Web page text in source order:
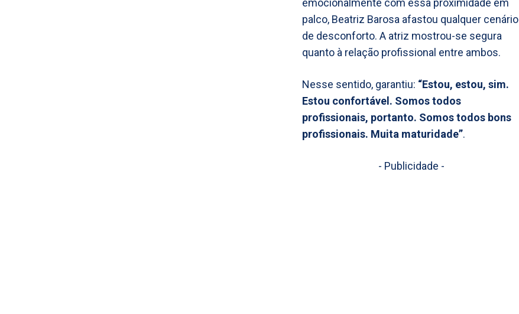
emocionalmente com essa proximidade em
palco, Beatriz Barosa afastou qualquer cenário
de desconforto. A atriz mostrou-se segura
quanto à relação profissional entre ambos.
Nesse sentido, garantiu: “Estou, estou, sim.
Estou confortável. Somos todos
profissionais, portanto. Somos todos bons
profissionais. Muita maturidade”.
- Publicidade -